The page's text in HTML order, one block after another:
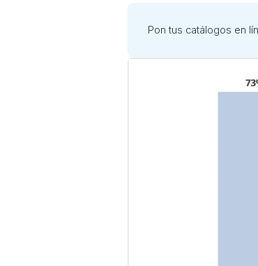
Pon tus catálogos en